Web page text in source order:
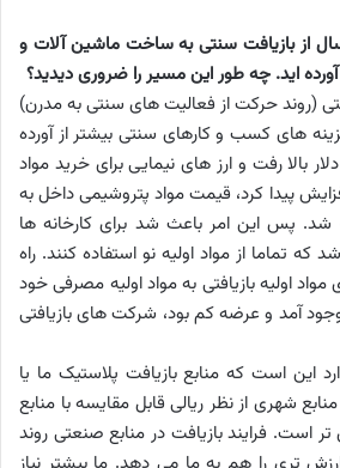
از بازیافت سنتی به ساخت ماشین آلات و
اید. چه طور این مسیر را ضروری دیدید؟
(روند حرکت از فعالیت های سنتی به مدرن)
های کسب و کارهای سنتی بیشتر از آورده
بالا رفت و ارز های نیمایی برای خرید مواد
پیدا کرد، قیمت مواد پتروشیمی داخل به
پس این امر باعث شد برای کارخانه ها
که تماما از مواد اولیه نو استفاده کنند. راه
اولیه بازیافتی به مواد اولیه مصرفی خود
آمد و عرضه کم بود، شرکت های بازیافتی
است که منابع بازیافت پلاستیک ما یا
شهری از نظر ریالی قابل مقایسه با منابع
فرایند بازیافت در منابع صنعتی روند